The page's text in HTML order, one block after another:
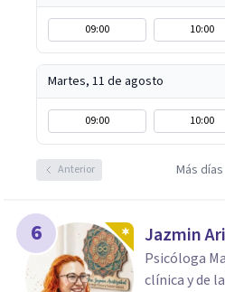
09:00 10:00
Martes, 11 de agosto
09:00 10:00
Anterior Más días
6 Jazmin
Psicóloga
clínica y de